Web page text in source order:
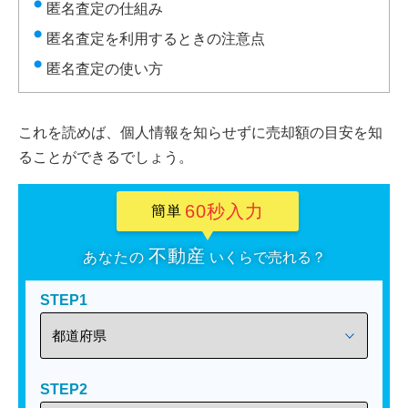
匿名査定の仕組み
匿名査定を利用するときの注意点
匿名査定の使い方
これを読めば、個人情報を知らせずに売却額の目安を知
ることができるでしょう。
簡単 60秒入力
あなたの 不動産 いくらで売れる？
STEP1
STEP2